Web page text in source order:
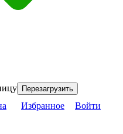
Перезагрузить
Избранное Войти